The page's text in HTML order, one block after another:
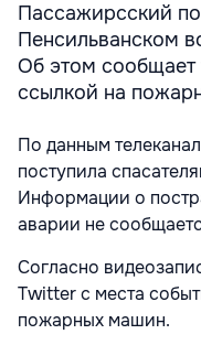
Пассажирсский
Пенсильванском
Об этом сообщает
ссылкой на
По данным
поступила
Информации о
аварии не
Согласно
Twitter с места
пожарных машин.